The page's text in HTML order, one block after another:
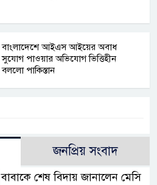
বাংলাদেশে আইএস আইয়ের অবাধ
সুযোগ পাওয়ার অভিযোগ ভিত্তিহীন
বললো পাকিস্তান
জনপ্রিয় সংবাদ
বাবাকে শেষ বিদায় জানালেন মেসি